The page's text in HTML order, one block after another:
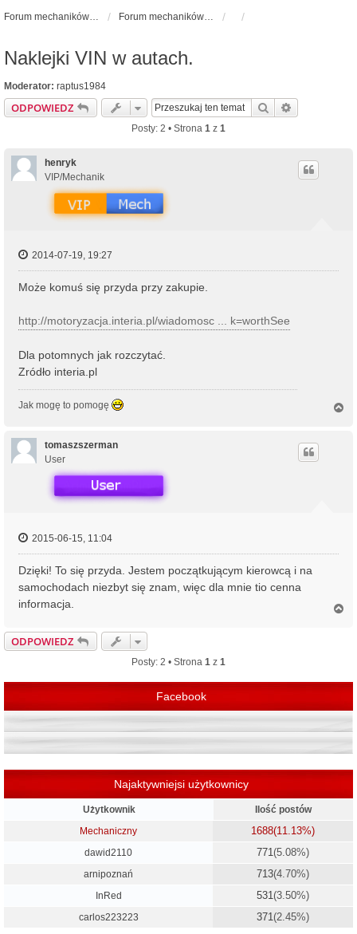
Forum mechaników samochodowych - forum-mechaniczne.pl Forum mechaników samochodowych
Naklejki VIN w autach.
Moderator: raptus1984
ODPOWIEDZ Szukaj
Posty: 2 • Strona 1 z 1
henryk
VIP/Mechanik
2014-07-19, 19:27
Może komuś się przyda przy zakupie.
http://motoryzacja.interia.pl/wiadomosc ... k=worthSee
Dla potomnych jak rozczytać.
Zródło interia.pl
Jak mogę to pomogę
tomaszszerman
User
2015-06-15, 11:04
Dzięki! To się przyda. Jestem początkującym kierowcą i na
samochodach niezbyt się znam, więc dla mnie tio cenna
informacja.
ODPOWIEDZ
Posty: 2 • Strona 1 z 1
Facebook
Najaktywniejsi użytkownicy
Użytkownik
Ilość postów
Mechaniczny
1688(11.13%)
dawid2110 771 (5.08%)
arnipoznań 713(4.70%)
InRed 531 (3.50%)
carlos223223 371 (2.45%)